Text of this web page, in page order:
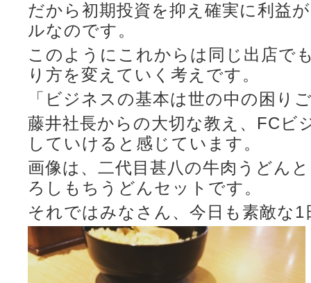
だから初期投資を抑え確実に利益
ルなのです。
このようにこれからは同じ出店で
り方を変えていく考えです。
「ビジネスの基本は世の中の困り
藤井社長からの大切な教え、FCビ
していけると感じています。
画像は、二代目甚八の牛肉うどん
ろしもちうどんセットです。
それではみなさん、今日も素敵な1